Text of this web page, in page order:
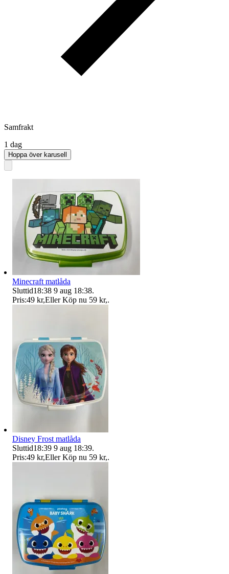
Samfrakt
1 dag
Hoppa över karusell
Minecraft matlåda
Sluttid18:38 9 aug 18:38.
Pris:49 kr,Eller Köp nu 59 kr,.
Disney Frost matlåda
Sluttid18:39 9 aug 18:39.
Pris:49 kr,Eller Köp nu 59 kr,.